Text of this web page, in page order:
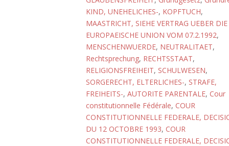
KIND, UNEHELICHES-, KOPFTUCH,
MAASTRICHT, SIEHE VERTRAG UEBER DIE
EUROPAEISCHE UNION VOM 07.2.1992,
MENSCHENWUERDE, NEUTRALITAET,
Rechtsprechung, RECHTSSTAAT,
RELIGIONSFREIHEIT, SCHULWESEN,
SORGERECHT, ELTERLICHES-, STRAFE,
FREIHEITS-, AUTORITE PARENTALE, Cour
constitutionnelle Fédérale, COUR
CONSTITUTIONNELLE FEDERALE,
DU 12 OCTOBRE 1993, COUR
CONSTITUTIONNELLE FEDERALE,